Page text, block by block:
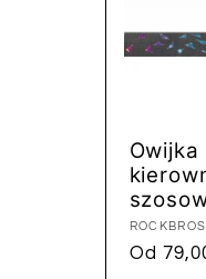
ROCKBROS
Cena
Od